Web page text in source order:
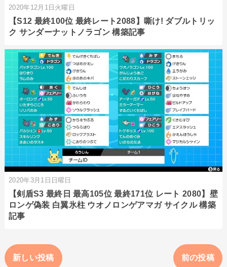
2020年12月1日火曜日
【S12 最終100位 最終レート2088】嘶け! ダブルトリッ
ク サンダーナットノラゴン 構築記事
2020年3月1日日曜日
【剣盾S3 最終日 最高105位 最終171位 レート 2080】壁
ロンゲ偽装 白翼氷柱 ウオノロンゲアマガ サイクル 構築
記事
新しい投稿 前の投稿